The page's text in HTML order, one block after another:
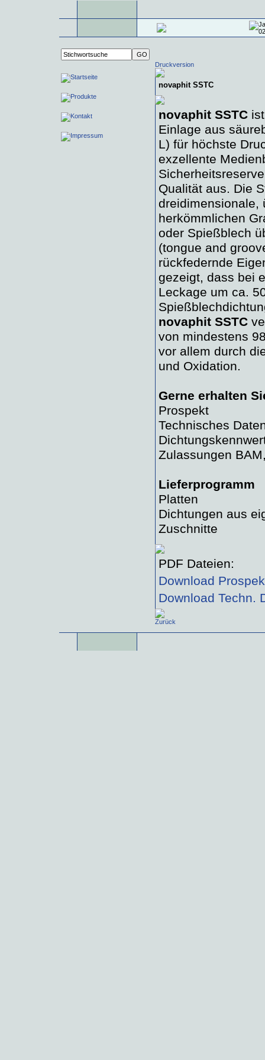
Druckversion
novaphit SSTC
novaphit SSTC
Einlage aus
L) für höchste
exzellente
Qualität aus. Die
dreidimensionale,
herkömmlichen
oder Spießblech
(tongue and
rückfedernde
gezeigt, dass bei
Leckage um ca.
novaphit SSTC
von mindestens
vor allem durch
und Oxidation.
Gerne erhalten
Prospekt
Technisches
Zulassungen
Lieferprogramm
Platten
Dichtungen aus
Zuschnitte
PDF Dateien:
Download
Download Techn.
Zurück